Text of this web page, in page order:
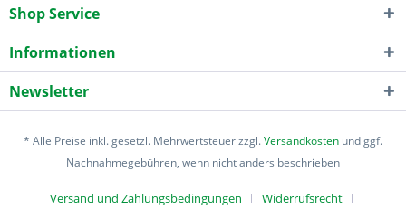
Shop Service
Informationen
Newsletter
* Alle Preise inkl. gesetzl. Mehrwertsteuer zzgl.Versandkosten und ggf.
Nachnahmegebühren, wenn nicht anders beschrieben
Versand und Zahlungsbedingungen Widerrufsrecht